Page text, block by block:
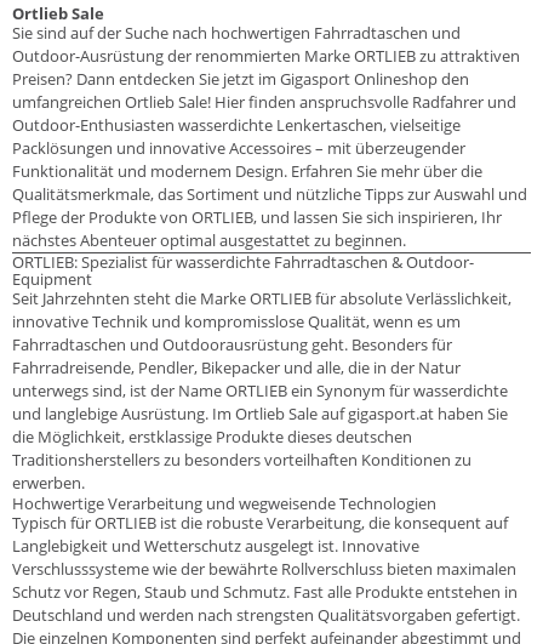
Ortlieb Sale
Sie sind auf der Suche nach hochwertigen Fahrradtaschen und
Outdoor-Ausrüstung der renommierten Marke ORTLIEB zu attraktiven
Preisen? Dann entdecken Sie jetzt im Gigasport Onlineshop den
umfangreichen Ortlieb Sale! Hier finden anspruchsvolle Radfahrer und
Outdoor-Enthusiasten wasserdichte Lenkertaschen, vielseitige
Packlösungen und innovative Accessoires – mit überzeugender
Funktionalität und modernem Design. Erfahren Sie mehr über die
Qualitätsmerkmale, das Sortiment und nützliche Tipps zur Auswahl und
Pflege der Produkte von ORTLIEB, und lassen Sie sich inspirieren, Ihr
nächstes Abenteuer optimal ausgestattet zu beginnen.
ORTLIEB: Spezialist für wasserdichte Fahrradtaschen & Outdoor-
Equipment
Seit Jahrzehnten steht die Marke ORTLIEB für absolute Verlässlichkeit,
innovative Technik und kompromisslose Qualität, wenn es um
Fahrradtaschen und Outdoorausrüstung geht. Besonders für
Fahrradreisende, Pendler, Bikepacker und alle, die in der Natur
unterwegs sind, ist der Name ORTLIEB ein Synonym für wasserdichte
und langlebige Ausrüstung. Im Ortlieb Sale auf gigasport.at haben Sie
die Möglichkeit, erstklassige Produkte dieses deutschen
Traditionsherstellers zu besonders vorteilhaften Konditionen zu
erwerben.
Hochwertige Verarbeitung und wegweisende Technologien
Typisch für ORTLIEB ist die robuste Verarbeitung, die konsequent auf
Langlebigkeit und Wetterschutz ausgelegt ist. Innovative
Verschlusssysteme wie der bewährte Rollverschluss bieten maximalen
Schutz vor Regen, Staub und Schmutz. Fast alle Produkte entstehen in
Deutschland und werden nach strengsten Qualitätsvorgaben gefertigt.
Die einzelnen Komponenten sind perfekt aufeinander abgestimmt und